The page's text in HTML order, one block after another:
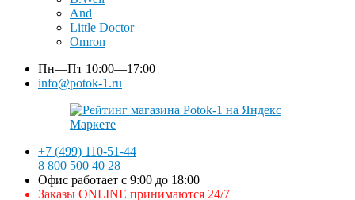
And
Little Doctor
Omron
Пн—Пт 10:00—17:00
info@potok-1.ru
+7 (499) 110-51-44
8 800 500 40 28
Офис работает с 9:00 до 18:00
Заказы ONLINE принимаются 24/7